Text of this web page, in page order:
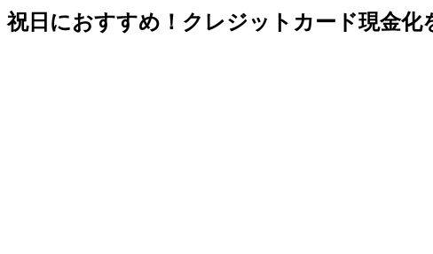
祝日におすすめ！クレジットカード現金